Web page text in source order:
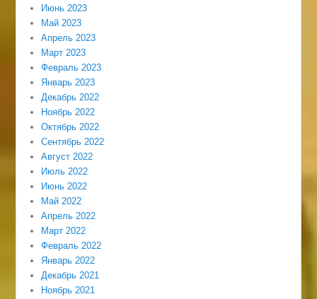
Июнь 2023
Май 2023
Апрель 2023
Март 2023
Февраль 2023
Январь 2023
Декабрь 2022
Ноябрь 2022
Октябрь 2022
Сентябрь 2022
Август 2022
Июль 2022
Июнь 2022
Май 2022
Апрель 2022
Март 2022
Февраль 2022
Январь 2022
Декабрь 2021
Ноябрь 2021